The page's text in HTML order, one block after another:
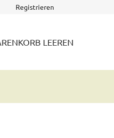
Registrieren
LEEREN